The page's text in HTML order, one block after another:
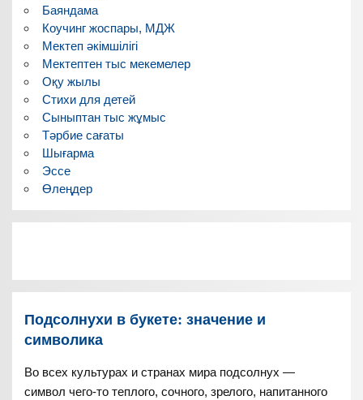
Баяндама
Коучинг жоспары, МДЖ
Мектеп әкімшілігі
Мектептен тыс мекемелер
Оқу жылы
Стихи для детей
Сыныптан тыс жұмыс
Тәрбие сағаты
Шығарма
Эссе
Өлеңдер
Подсолнухи в букете: значение и
символика
Во всех культурах и странах мира подсолнух —
символ чего-то теплого, сочного, зрелого, напитанного